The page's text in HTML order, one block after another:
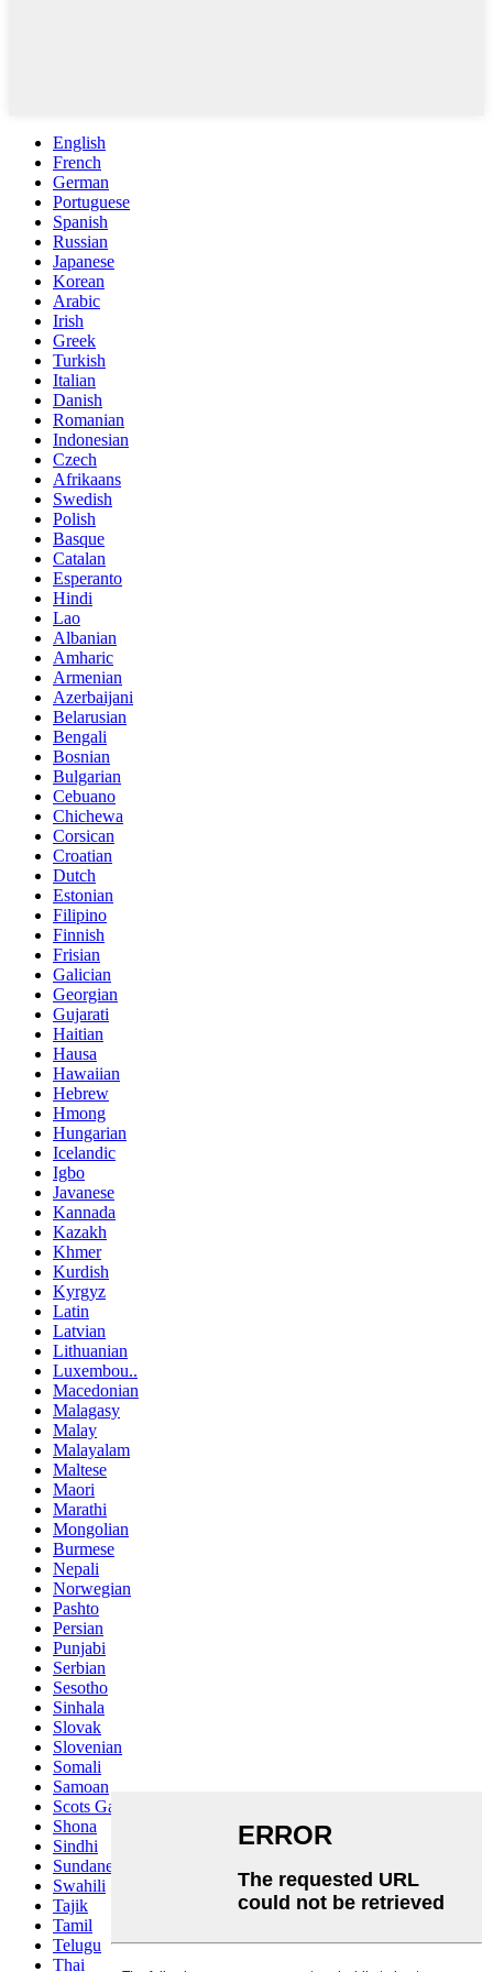
English
French
German
Portuguese
Spanish
Russian
Japanese
Korean
Arabic
Irish
Greek
Turkish
Italian
Danish
Romanian
Indonesian
Czech
Afrikaans
Swedish
Polish
Basque
Catalan
Esperanto
Hindi
Lao
Albanian
Amharic
Armenian
Azerbaijani
Belarusian
Bengali
Bosnian
Bulgarian
Cebuano
Chichewa
Corsican
Croatian
Dutch
Estonian
Filipino
Finnish
Frisian
Galician
Georgian
Gujarati
Haitian
Hausa
Hawaiian
Hebrew
Hmong
Hungarian
Icelandic
Igbo
Javanese
Kannada
Kazakh
Khmer
Kurdish
Kyrgyz
Latin
Latvian
Lithuanian
Luxembou..
Macedonian
Malagasy
Malay
Malayalam
Maltese
Maori
Marathi
Mongolian
Burmese
Nepali
Norwegian
Pashto
Persian
Punjabi
Serbian
Sesotho
Sinhala
Slovak
Slovenian
Somali
Samoan
Scots Gaelic
Shona
Sindhi
Sundanese
Swahili
Tajik
Tamil
Telugu
Thai